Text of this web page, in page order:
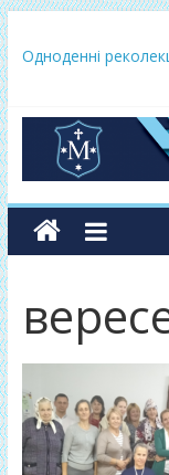
Одноденні
Lectio Divina –
Нове життя в
Фундамент у